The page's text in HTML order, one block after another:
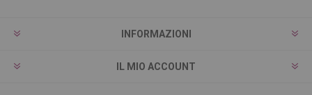
INFORMAZIONI
IL MIO ACCOUNT